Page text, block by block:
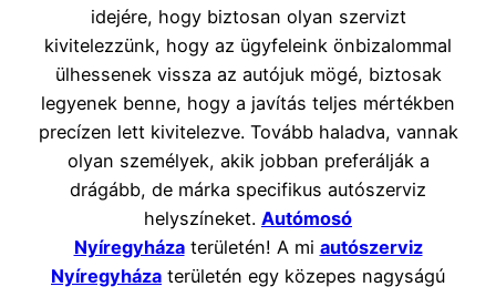
idejére, hogy biztosan olyan szervizt
kivitelezzünk, hogy az ügyfeleink önbizalommal
ülhessenek vissza az autójuk mögé, biztosak
legyenek benne, hogy a javítás teljes mértékben
precízen lett kivitelezve. Tovább haladva, vannak
olyan személyek, akik jobban preferálják a
drágább, de márka specifikus autószerviz
helyszíneket. Autómosó
Nyíregyházaterületén! A mi autószerviz
Nyíregyháza területén egy közepes nagyságú